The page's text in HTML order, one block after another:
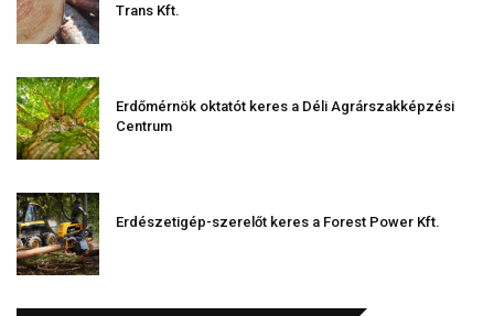
Trans Kft.
Erdőmérnök oktatót keres a Déli Agrárszakképzési
Centrum
Erdészetigép-szerelőt keres a Forest Power Kft.